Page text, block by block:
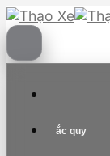
Skip
to
content
ắc quy